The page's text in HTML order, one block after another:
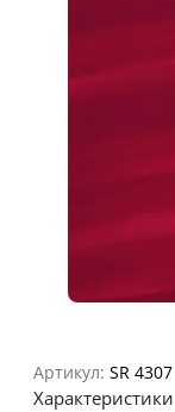
Артикул: SR 4307
Характеристики